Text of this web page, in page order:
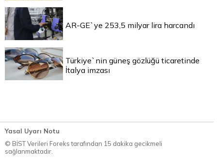
AR-GE`ye 253,5 milyar lira harcandı
Türkiye`nin güneş gözlüğü ticaretinde
İtalya imzası
Yasal Uyarı Notu
© BİST Verileri Foreks tarafından 15 dakika gecikmeli
sağlanmaktadır.